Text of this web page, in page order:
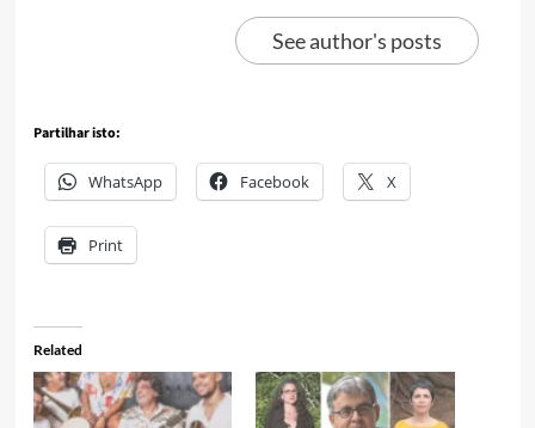
See author's posts
Partilhar isto:
WhatsApp Facebook X
Print
Related